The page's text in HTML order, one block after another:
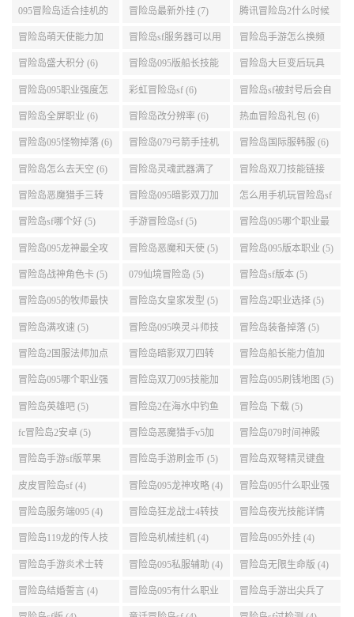
演示 (7)
095冒险岛适合挂机的
地图 (7)
冒险岛最新外挂 (7) 腾讯冒险岛2什么时候
公测 (7)
冒险岛萌天使能力加
点 (6)
冒险岛sf服务器可以用
自己电脑 (6)
冒险岛手游怎么换频
道 (6)
冒险岛盛大积分 (6) 冒险岛095版船长技能
介绍 (6)
冒险岛大巨变后玩具
城组队任务 (6)
冒险岛095职业强度怎
么选 (6)
彩虹冒险岛sf (6) 冒险岛sf被封号后会自
动关闭电脑 (6)
冒险岛全屏职业 (6) 冒险岛改分辨率 (6) 热血冒险岛礼包 (6)
冒险岛095怪物掉落 (6) 冒险岛079弓箭手挂机
升级的地方 (6)
冒险岛国际服韩服 (6)
冒险岛怎么去天空 (6) 冒险岛灵魂武器满了
(6)
冒险岛双刀技能链接
(5)
冒险岛恶魔猎手三转
技能加点顺序 (5)
冒险岛095暗影双刀加
点 (5)
怎么用手机玩冒险岛sf
(5)
冒险岛sf哪个好 (5) 手游冒险岛sf (5) 冒险岛095哪个职业最
好 (5)
冒险岛095龙神最全攻
略 (5)
冒险岛恶魔和天使 (5) 冒险岛095版本职业 (5)
冒险岛战神角色卡 (5) 079仙境冒险岛 (5) 冒险岛sf版本 (5)
冒险岛095的牧师最快
升级路线 (5)
冒险岛女皇家发型 (5) 冒险岛2职业选择 (5)
冒险岛满攻速 (5) 冒险岛095唤灵斗师技
能介绍 (5)
冒险岛装备掉落 (5)
冒险岛2国服法师加点
(5)
冒险岛暗影双刀四转
任务 (5)
冒险岛船长能力值加
点 (5)
冒险岛095哪个职业强
势 (5)
冒险岛双刀095技能加
点 (5)
冒险岛095刷钱地图 (5)
冒险岛英雄吧 (5) 冒险岛2在海水中钓鱼
(5)
冒险岛 下载 (5)
fc冒险岛2安卓 (5) 冒险岛恶魔猎手v5加
点 (5)
冒险岛079时间神殿
999任务 (5)
冒险岛手游sf版苹果
(5)
冒险岛手游刷金币 (5) 冒险岛双弩精灵键盘
设置 (5)
皮皮冒险岛sf (4) 冒险岛095龙神攻略 (4) 冒险岛095什么职业强
(4)
冒险岛服务端095 (4) 冒险岛狂龙战士4转技
能加点 (4)
冒险岛夜光技能详情
(4)
冒险岛119龙的传人技
能加点 (4)
冒险岛机械挂机 (4) 冒险岛095外挂 (4)
冒险岛手游炎术士转
职 (4)
冒险岛095私服辅助 (4) 冒险岛无限生命版 (4)
冒险岛结婚誓言 (4) 冒险岛095有什么职业
(4)
冒险岛手游出尖兵了
吗 (4)